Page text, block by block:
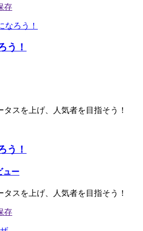
う！
タスを上げ、人気者を目指そう！
う！
ュー
タスを上げ、人気者を目指そう！